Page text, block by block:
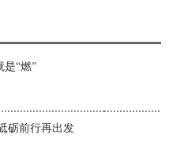
是“燃”
砺前行再出发